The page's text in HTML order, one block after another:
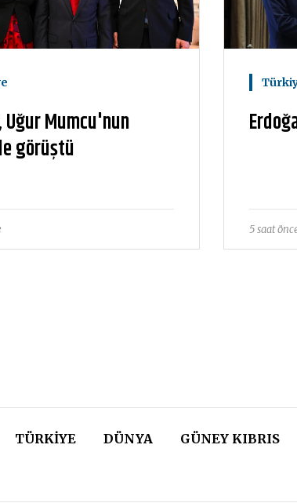
Uğur Mumcu'nun
görüştü
5 saat
TÜRKIYE DÜNYA GÜNEY KIBRIS